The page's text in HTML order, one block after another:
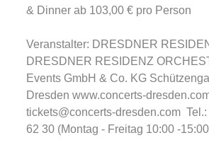
& Dinner ab 103,00 € pro Person
Veranstalter: DRESDNER
DRESDNER RESIDENZ
Events GmbH & Co. KG
Dresden www.concerts-
tickets@concerts-dresden.com
62 30 (Montag - Freitag 10:00 -